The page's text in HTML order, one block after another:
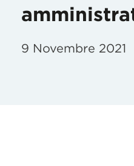
9 Novembre 2021